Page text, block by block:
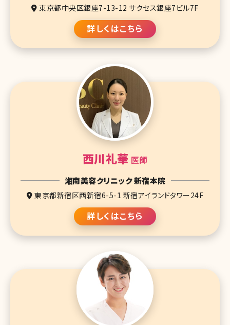
東京都中央区銀座7-13-12 サクセス銀座7ビル7F
詳しくはこちら
西川礼華 医師
湘南美容クリニック 新宿本院
東京都新宿区西新宿6-5-1 新宿アイランドタワー24F
詳しくはこちら